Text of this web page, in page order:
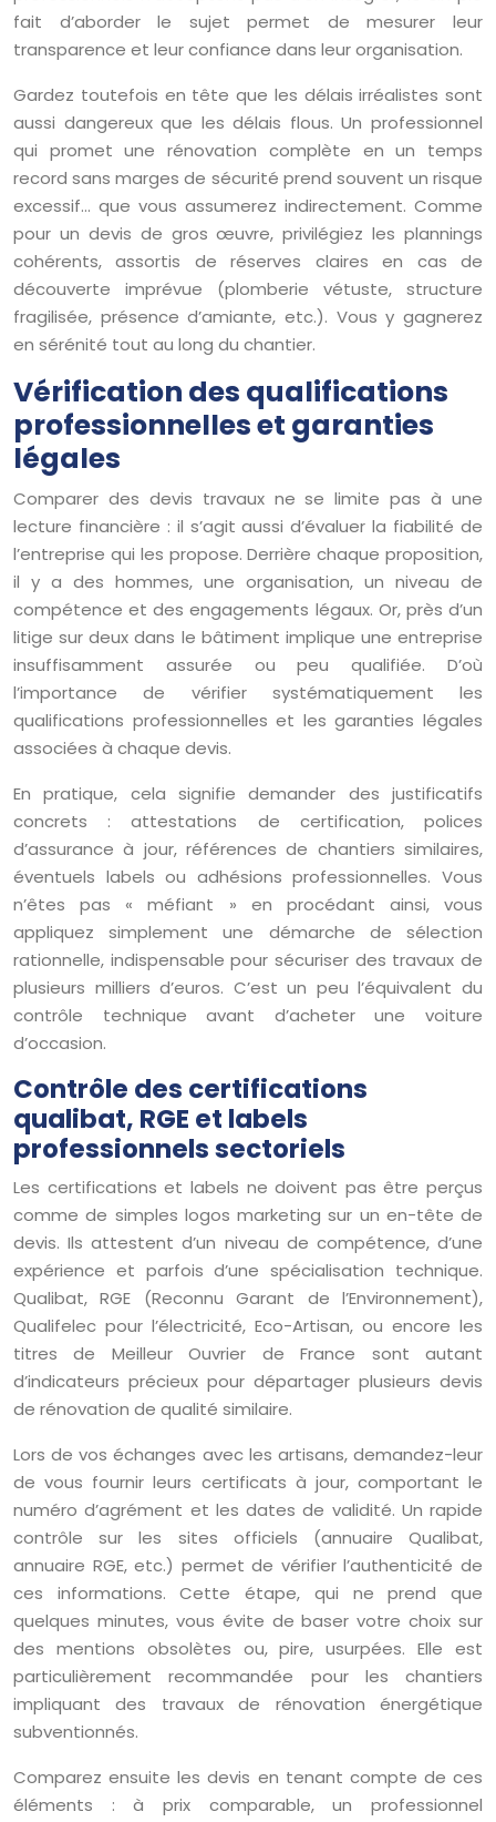
fait d’aborder le sujet permet de mesurer leur
transparence et leur confiance dans leur organisation.
Gardez toutefois en tête que les délais irréalistes sont
aussi dangereux que les délais flous. Un professionnel
qui promet une rénovation complète en un temps
record sans marges de sécurité prend souvent un risque
excessif… que vous assumerez indirectement. Comme
pour un devis de gros œuvre, privilégiez les plannings
cohérents, assortis de réserves claires en cas de
découverte imprévue (plomberie vétuste, structure
fragilisée, présence d’amiante, etc.). Vous y gagnerez
en sérénité tout au long du chantier.
Vérification des qualifications
professionnelles et garanties
légales
Comparer des devis travaux ne se limite pas à une
lecture financière : il s’agit aussi d’évaluer la fiabilité de
l’entreprise qui les propose. Derrière chaque proposition,
il y a des hommes, une organisation, un niveau de
compétence et des engagements légaux. Or, près d’un
litige sur deux dans le bâtiment implique une entreprise
insuffisamment assurée ou peu qualifiée. D’où
l’importance de vérifier systématiquement les
qualifications professionnelles et les garanties légales
associées à chaque devis.
En pratique, cela signifie demander des justificatifs
concrets : attestations de certification, polices
d’assurance à jour, références de chantiers similaires,
éventuels labels ou adhésions professionnelles. Vous
n’êtes pas « méfiant » en procédant ainsi, vous
appliquez simplement une démarche de sélection
rationnelle, indispensable pour sécuriser des travaux de
plusieurs milliers d’euros. C’est un peu l’équivalent du
contrôle technique avant d’acheter une voiture
d’occasion.
Contrôle des certifications
qualibat, RGE et labels
professionnels sectoriels
Les certifications et labels ne doivent pas être perçus
comme de simples logos marketing sur un en-tête de
devis. Ils attestent d’un niveau de compétence, d’une
expérience et parfois d’une spécialisation technique.
Qualibat, RGE (Reconnu Garant de l’Environnement),
Qualifelec pour l’électricité, Eco-Artisan, ou encore les
titres de Meilleur Ouvrier de France sont autant
d’indicateurs précieux pour départager plusieurs devis
de rénovation de qualité similaire.
Lors de vos échanges avec les artisans, demandez-leur
de vous fournir leurs certificats à jour, comportant le
numéro d’agrément et les dates de validité. Un rapide
contrôle sur les sites officiels (annuaire Qualibat,
annuaire RGE, etc.) permet de vérifier l’authenticité de
ces informations. Cette étape, qui ne prend que
quelques minutes, vous évite de baser votre choix sur
des mentions obsolètes ou, pire, usurpées. Elle est
particulièrement recommandée pour les chantiers
impliquant des travaux de rénovation énergétique
subventionnés.
Comparez ensuite les devis en tenant compte de ces
éléments : à prix comparable, un professionnel